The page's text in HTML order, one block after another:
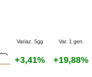
Variaz. 5gg Var. 1 gen.
+3,41% +19,88%